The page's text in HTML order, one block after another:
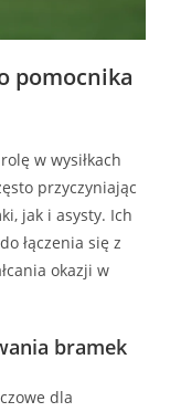
pomocnika
w wysiłkach
przyczyniając
jak i asysty. Ich
łączenia się z
okazji w
bramek
dla